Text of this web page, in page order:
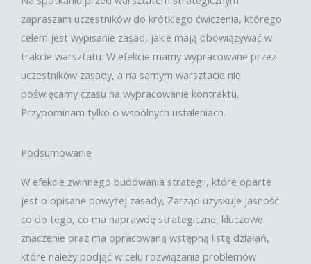
zapraszam uczestników do krótkiego ćwiczenia, którego
celem jest wypisanie zasad, jakie mają obowiązywać w
trakcie warsztatu. W efekcie mamy wypracowane przez
uczestników zasady, a na samym warsztacie nie
poświęcamy czasu na wypracowanie kontraktu.
Przypominam tylko o wspólnych ustaleniach.
Podsumowanie
W efekcie zwinnego budowania strategii, które oparte
jest o opisane powyżej zasady, Zarząd uzyskuje jasność
co do tego, co ma naprawdę strategiczne, kluczowe
znaczenie oraz ma opracowaną wstępną listę działań,
które należy podjąć w celu rozwiązania problemów